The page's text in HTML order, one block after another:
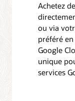
Achetez
ou via
préféré
Google
unique
services